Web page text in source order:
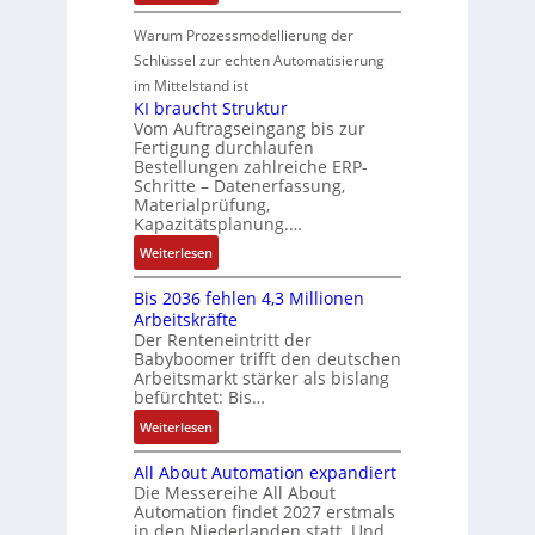
g
v
e
M
o
e
n
a
u
f
n
a
h
m
e
,
g
p
ä
g
k
n
F
a
n
u
c
C
N
C
-
y
s
e
m
e
e
s
c
h
ä
f
t
s
f
ü
h
r
e
r
z
u
m
V
o
r
s
S
y
s
t
è
m
e
s
:
Q
2
-
E
r
g
e
b
n
i
s
s
e
b
N
e
r
V
e
r
t
r
i
e
b
s
-
u
n
d
M
a
e
t
Warum Prozessmodellierung der
Schlüssel zur echten Automatisierung
im Mittelstand ist
KI braucht Struktur
Vom Auftragseingang bis zur
Fertigung durchlaufen
Bestellungen zahlreiche ERP-
Schritte – Datenerfassung,
Materialprüfung,
Kapazitätsplanung.…
Weiterlesen:
K
I
b
r
a
u
c
h
t
S
t
r
Bis 2036 fehlen 4,3 Millionen
Arbeitskräfte
Der Renteneintritt der
Babyboomer trifft den deutschen
Arbeitsmarkt stärker als bislang
befürchtet: Bis…
Weiterlesen:
B
i
s
2
All About Automation expandiert
Die Messereihe All About
Automation findet 2027 erstmals
in den Niederlanden statt. Und…